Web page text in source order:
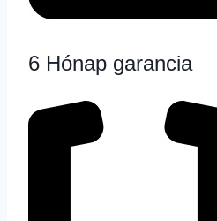
6 Hónap garancia